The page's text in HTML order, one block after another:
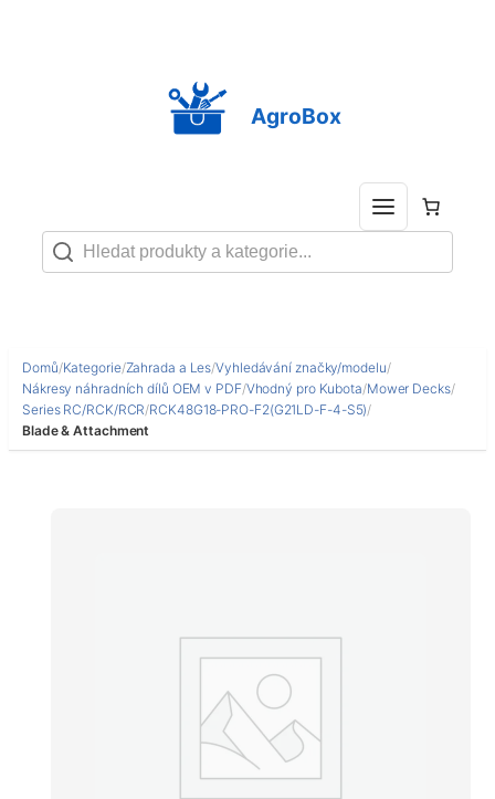
AgroBox
Domů/Kategorie/Zahrada a Les/Vyhledávání značky/modelu/
Nákresy náhradních dílů OEM v PDF/Vhodný pro Kubota/Mower Decks/
Series RC/RCK/RCR/RCK48G18-PRO-F2(G21LD-F-4-S5)/
Blade & Attachment